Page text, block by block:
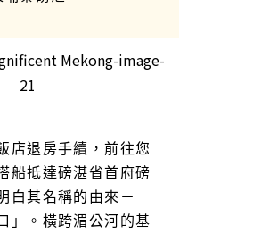
店退房手續，前往您
船抵達磅湛省首府磅
白其名稱的由來－
」。橫跨湄公河的基